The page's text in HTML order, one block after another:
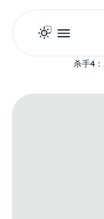
杀手4